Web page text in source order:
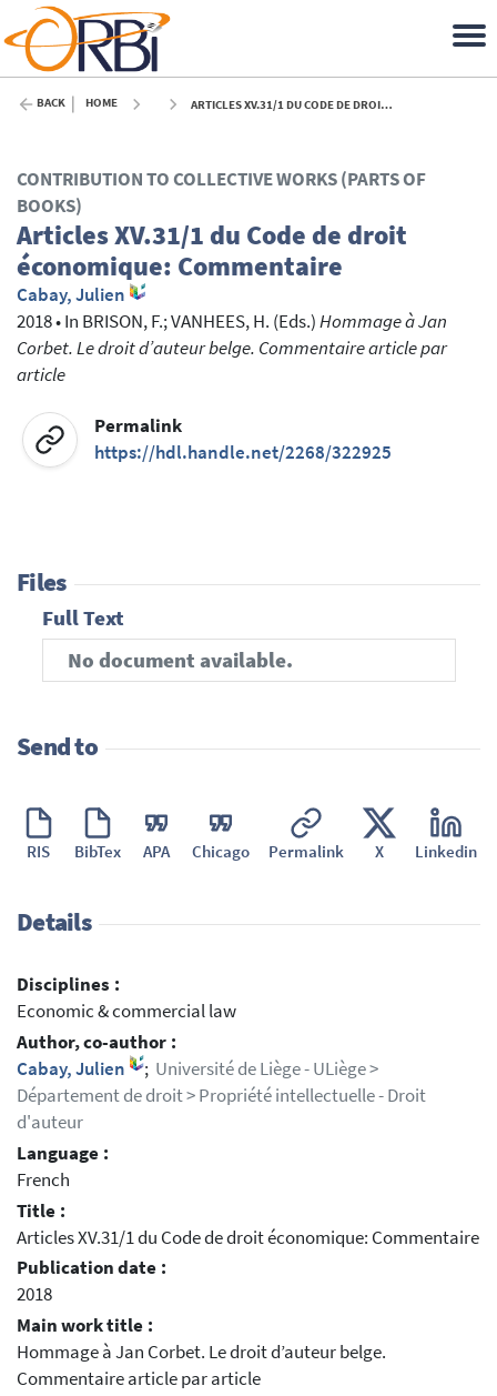
BACK HOME ARTICLES XV.31/1 DU CODE DE DROIT ÉCONOMIQUE: COMMENTAIRE - 2018
CONTRIBUTION TO COLLECTIVE WORKS (PARTS OF
BOOKS)
Articles XV.31/1 du Code de droit
économique: Commentaire
Cabay, Julien
2018•In BRISON, F.; VANHEES, H. (Eds.)Hommage à Jan
Corbet. Le droit d’auteur belge. Commentaire article par
article
Permalink
https://hdl.handle.net/2268/322925
Files
Full Text
No document available.
Send to
RIS BibTex APA Chicago Permalink X Linkedin
Details
Disciplines :
Economic & commercial law
Author, co-author :
Cabay, Julien
; Université de Liège - ULiège >
Département de droit > Propriété intellectuelle - Droit
d'auteur
Language :
French
Title :
Articles XV.31/1 du Code de droit économique: Commentaire
Publication date :
2018
Main work title :
Hommage à Jan Corbet. Le droit d’auteur belge.
Commentaire article par article